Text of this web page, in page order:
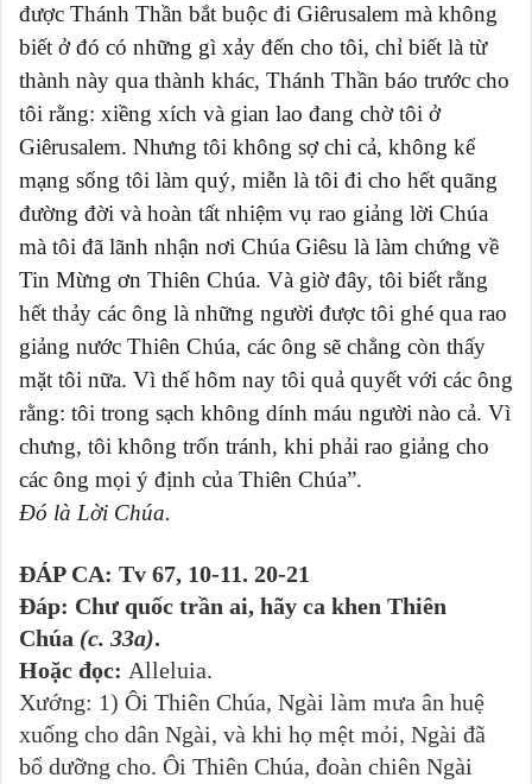
được Thánh Thần bắt buộc đi Giêrusalem mà không
biết ở đó có những gì xảy đến cho tôi, chỉ biết là từ
thành này qua thành khác, Thánh Thần báo trước cho
tôi rằng: xiềng xích và gian lao đang chờ tôi ở
Giêrusalem. Nhưng tôi không sợ chi cả, không kể
mạng sống tôi làm quý, miễn là tôi đi cho hết quãng
đường đời và hoàn tất nhiệm vụ rao giảng lời Chúa
mà tôi đã lãnh nhận nơi Chúa Giêsu là làm chứng về
Tin Mừng ơn Thiên Chúa. Và giờ đây, tôi biết rằng
hết thảy các ông là những người được tôi ghé qua rao
giảng nước Thiên Chúa, các ông sẽ chẳng còn thấy
mặt tôi nữa. Vì thế hôm nay tôi quả quyết với các ông
rằng: tôi trong sạch không dính máu người nào cả. Vì
chưng, tôi không trốn tránh, khi phải rao giảng cho
các ông mọi ý định của Thiên Chúa”.
Đó là Lời Chúa.
ĐÁP CA: Tv 67, 10-11. 20-21
Đáp: Chư quốc trần ai, hãy ca khen Thiên
Chúa (c. 33a).
Hoặc đọc: Alleluia.
Xướng: 1) Ôi Thiên Chúa, Ngài làm mưa ân huệ
xuống cho dân Ngài, và khi họ mệt mỏi, Ngài đã
bổ dưỡng cho. Ôi Thiên Chúa, đoàn chiên Ngài